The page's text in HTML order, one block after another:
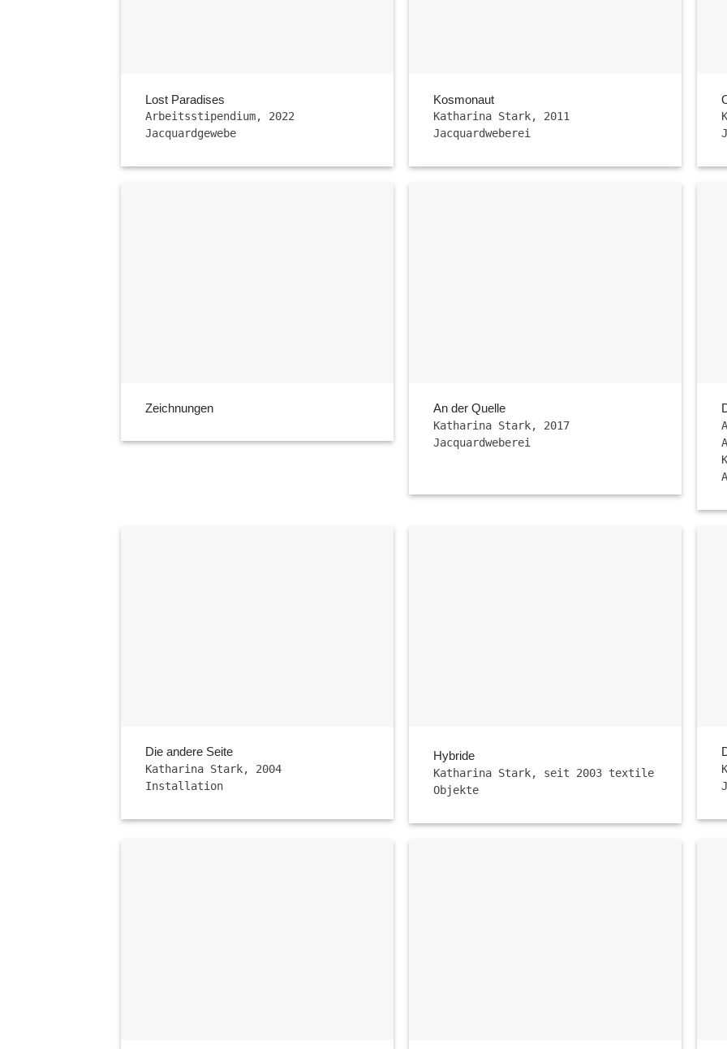
Lost Paradises
Arbeitsstipendium, 2022
Jacquardgewebe
Kosmonaut
Katharina Stark, 2011
Jacquardweberei
Zeichnungen An der Quelle
Katharina Stark, 2017
Jacquardweberei
Die andere Seite
Katharina Stark, 2004
Installation
Hybride
Katharina Stark, seit 2003 textile
Objekte